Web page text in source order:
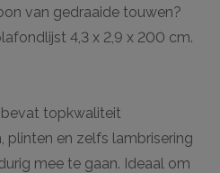
van gedraaide touwen?
4,3 x 2,9 x 200 cm.
bevat topkwaliteit
plinten en zelfs lambrisering
mee te gaan. Ideaal om